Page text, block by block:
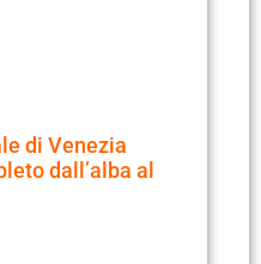
di Venezia
dall’alba al